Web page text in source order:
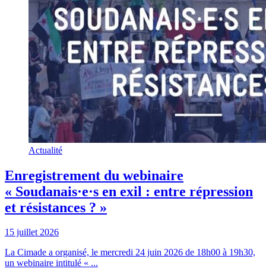
Actualité
Enregistrement du webinaire
« Soudanais·e·s en exil : entre répression
et résistances ? »
15 juillet 2026
La Cimade a organisé, le mercredi 24 juin 2026 de 18h00 à 19h30,
un webinaire intitulé « ...